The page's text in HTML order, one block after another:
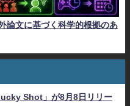
論文に基づく科学的根拠のあ
Shot」が8月8日リリー